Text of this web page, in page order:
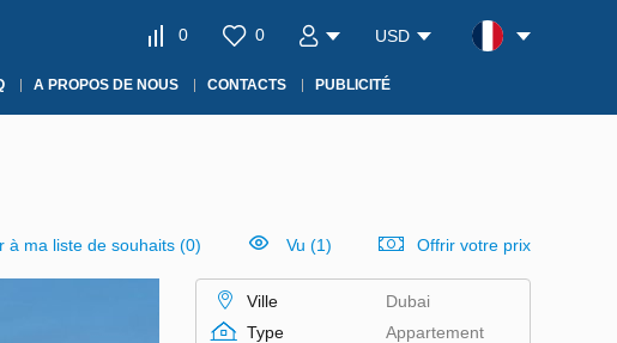
0 0 USD
A PROPOS DE NOUS CONTACTS PUBLICITÉ
à ma liste de souhaits (0) Vu (1) Offrir votre prix
Ville
Dubai
Type
Appartement